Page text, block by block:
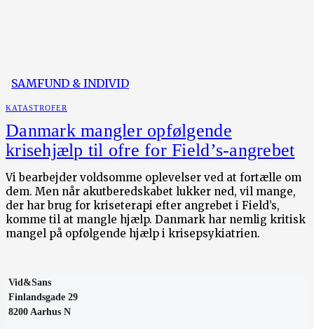
SAMFUND & INDIVID
KATASTROFER
Danmark mangler opfølgende
krisehjælp til ofre for Field’s-angrebet
Vi bearbejder voldsomme oplevelser ved at fortælle om
dem. Men når akutberedskabet lukker ned, vil mange,
der har brug for kriseterapi efter angrebet i Field’s,
komme til at mangle hjælp. Danmark har nemlig kritisk
mangel på opfølgende hjælp i krisepsykiatrien.
Vid&Sans
Finlandsgade 29
8200 Aarhus N